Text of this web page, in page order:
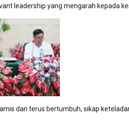
leadership yang mengarah kepada
dan terus bertumbuh, sikap